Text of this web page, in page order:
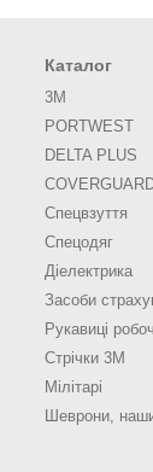
Каталог
3M
PORTWEST
DELTA PLUS
Спецвзуття
Спецодяг
Діелектрика
Засоби
Рукавиці
Стрічки 3М
Мілітарі
Шеврони,